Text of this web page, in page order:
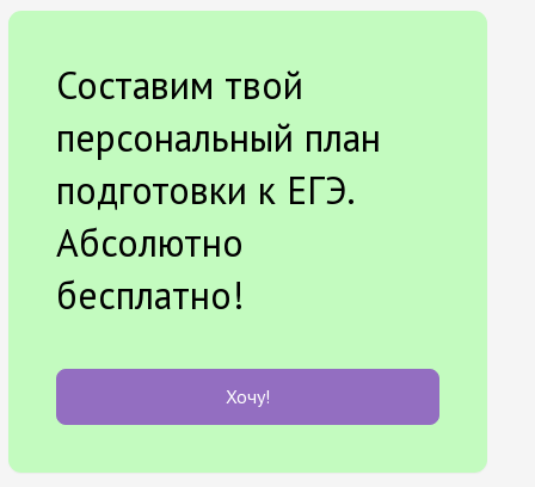
Составим твой
персональный план
подготовки к ЕГЭ.
Абсолютно
бесплатно!
Хочу!